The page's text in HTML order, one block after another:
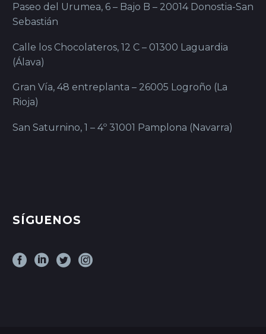
Paseo del Urumea, 6 – Bajo B – 20014 Donostia-San
Sebastián
Calle los Chocolateros, 12 C – 01300 Laguardia
(Álava)
Gran Vía, 48 entreplanta – 26005 Logroño (La
Rioja)
San Saturnino, 1 – 4º 31001 Pamplona (Navarra)
SÍGUENOS